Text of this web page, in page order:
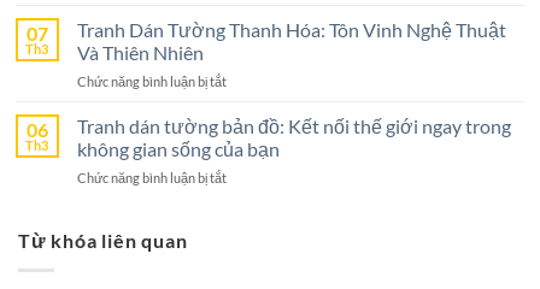
Không
Sống
Lựa
Không
Gian
Sống
Dán
Hồ
Sức
Hút
07
Th3
Tranh Dán Tường Thanh Hóa: Tôn Vinh Nghệ Thuật
Và Thiên Nhiên
Chức năng bình luận bị tắtở
Dán
Tường
Thanh
Hóa:
06
Th3
Tranh dán tường bản đồ: Kết nối thế giới ngay trong
không gian sống của bạn
Chức năng bình luận bị tắtở
Từ khóa liên quan